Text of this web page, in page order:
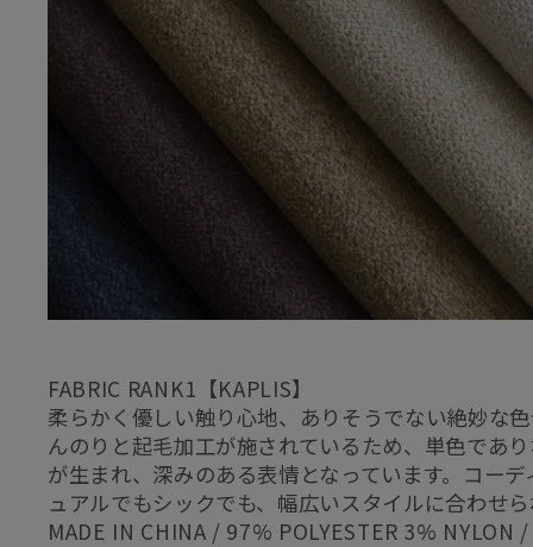
FABRIC RANK1【KAPLIS】
柔らかく優しい触り心地、ありそうでない絶妙な
んのりと起毛加工が施されているため、単色であ
が生まれ、深みのある表情となっています。コー
ュアルでもシックでも、幅広いスタイルに合わせ
MADE IN CHINA / 97% POLYESTER 3% NYLON